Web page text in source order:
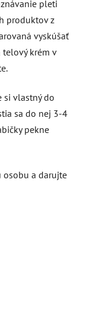
pleti
produktov z
vyskúšať
telový krém v
si vlastný do
sa do nej 3-4
pekne
osobu a darujte